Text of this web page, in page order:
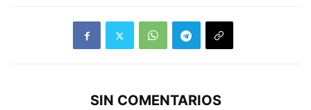
SIN COMENTARIOS